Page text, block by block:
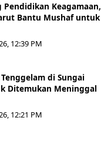
Pendidikan Keagamaan,
Bantu Mushaf untuk
12:39 PM
di Sungai
Ditemukan Meninggal
12:21 PM